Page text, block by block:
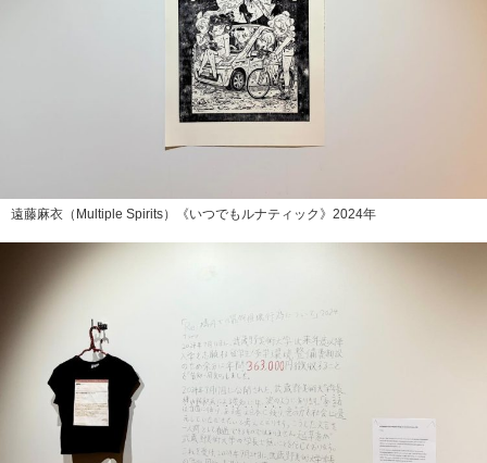
遠藤麻衣（Multiple Spirits）《いつでもルナティック》2024年